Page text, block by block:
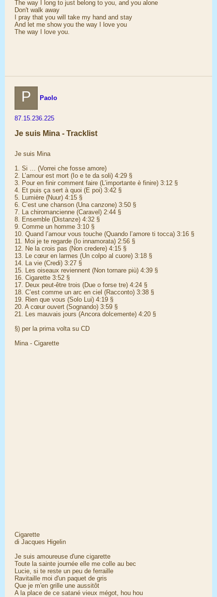
The way I long to just belong to you, and you alone
Don't walk away
I pray that you will take my hand and stay
And let me show you the way I love you
The way I love you.
P Paolo
87.15.236.225
Je suis Mina - Tracklist
Je suis Mina
1. Si … (Vorrei che fosse amore)
2. L’amour est mort (Io e te da soli) 4:29 §
3. Pour en finir comment faire (L’importante è finire) 3:12 §
4. Et puis ça sert à quoi (E poi) 3:42 §
5. Lumière (Nuur) 4:15 §
6. C’est une chanson (Una canzone) 3:50 §
7. La chiromancienne (Caravel) 2:44 §
8. Ensemble (Distanze) 4:32 §
9. Comme un homme 3:10 §
10. Quand l’amour vous touche (Quando l’amore ti tocca) 3:16 §
11. Moi je te regarde (Io innamorata) 2:56 §
12. Ne la crois pas (Non credere) 4:15 §
13. Le cœur en larmes (Un colpo al cuore) 3:18 §
14. La vie (Credi) 3:27 §
15. Les oiseaux reviennent (Non tornare più) 4:39 §
16. Cigarette 3:52 §
17. Deux peut-être trois (Due o forse tre) 4:24 §
18. C’est comme un arc en ciel (Racconto) 3:38 §
19. Rien que vous (Solo Lui) 4:19 §
20. A cœur ouvert (Sognando) 3:59 §
21. Les mauvais jours (Ancora dolcemente) 4:20 §
§) per la prima volta su CD
Mina - Cigarette
Cigarette
di Jacques Higelin
Je suis amoureuse d'une cigarette
Toute la sainte journée elle me colle au bec
Lucie, si te reste un peu de ferraille
Ravitaille moi d'un paquet de gris
Que je m'en grille une aussitôt
A la place de ce satané vieux mégot, hou hou